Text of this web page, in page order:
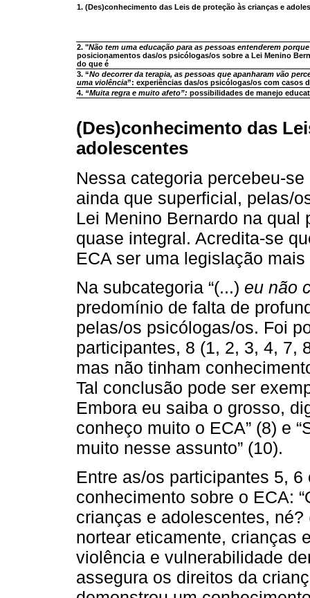
1. (Des)conhecimento das Leis de proteção às crianças e
2. "Não tem uma educação para as pessoas entenderem
posicionamentos das/os psicólogas/os sobre a Lei Menino
do que é
3. “No decorrer da terapia, as pessoas que apanharam vão
uma violência”: experiências das/os psicólogas/os com casos
4. “Muita regra e muito afeto”: possibilidades de manejo
(Des)conhecimento das
adolescentes
Nessa categoria percebeu-
ainda que superficial, pelas/
Lei Menino Bernardo na
quase integral. Acredita-se
ECA ser uma legislação
Na subcategoria “(...) eu não
predomínio de falta de
pelas/os psicólogas/os. Foi
participantes, 8 (1, 2, 3, 4, 7,
mas não tinham
Tal conclusão pode ser
Embora eu saiba o grosso,
conheço muito o ECA” (8) e
muito nesse assunto” (10).
Entre as/os participantes 5,
conhecimento sobre o ECA:
crianças e adolescentes,
nortear eticamente, crianças
violência e vulnerabilidade
assegura os direitos da